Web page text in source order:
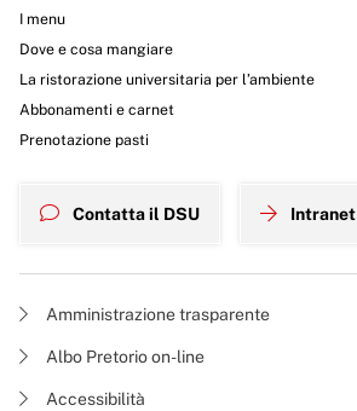
I menu
Dove e cosa mangiare
La ristorazione universitaria per l’ambiente
Abbonamenti e carnet
Prenotazione pasti
Contatta il DSU Intranet
Amministrazione trasparente
Albo Pretorio on-line
Accessibilità